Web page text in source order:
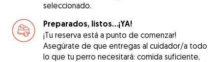
seleccionado.
Preparados, listos...¡YA!
¡Tu reserva está a punto de comenzar!
Asegúrate de que entregas al cuidador/a todo
lo que tu perro necesitará: comida suficiente,